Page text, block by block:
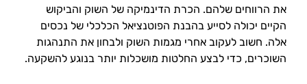
את הרווחים שלהם. הכרת הדינמיקה של השוק והביקוש
הקיים יכולה לסייע בהבנת הפוטנציאל הכלכלי של נכסים
אלה. חשוב לעקוב אחרי מגמות השוק ולבחון את התנהגות
השוכרים, כדי לבצע החלטות מושכלות יותר בנוגע להשקעה.